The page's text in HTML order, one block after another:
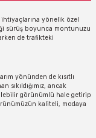
yönelik özel
sürüş boyunca montunuzu
de trafikteki
yönünden de kısıtlı
sıkıldığımız, ancak
görünümlü hale getirip
kaliteli, modaya